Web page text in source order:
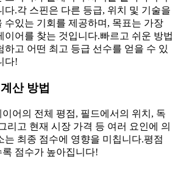
다.각 스핀은 다른 등급, 위치 및 기술을
수있는 기회를 제공하며, 목표는 가장
이어를 찾는 것입니다.빠르고 쉬운 방법
하고 어떤 최고 등급 선수를 얻을 수 있
다!
산 방법
어의 전체 평점, 필드에서의 위치, 독
리고 현재 시장 가격 등 여러 요인에 의
는 최종 점수에 영향을 미칩니다.평점
점수가 높아집니다!